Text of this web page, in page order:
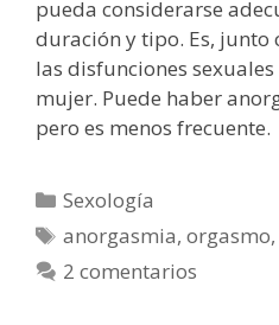
pueda considerarse
duración y tipo. Es, junto
las disfunciones
mujer. Puede haber
pero es menos frecuente.
Categorías
Sexología
Etiquetas
anorgasmia,orgasmo
2 comentarios